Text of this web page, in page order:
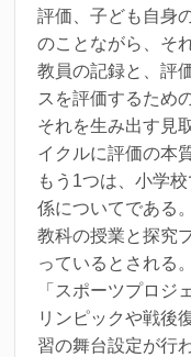
評価、子ども自身
のことながら、そ
教員の記録と、評
スを評価するため
それを生み出す見
イクルに評価の本
もう1つは、小学
係についてである
教科の授業と探究
っているとされる
「スポーツプロジ
リンピックや戦後
習の舞台設定が行